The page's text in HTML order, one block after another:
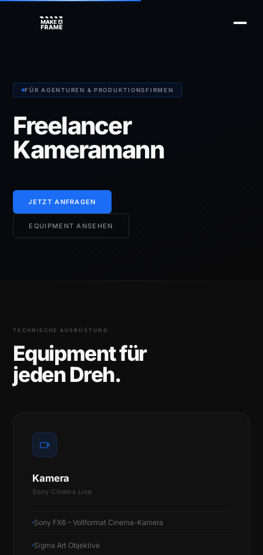
FÜR AGENTUREN & PRODUKTIONSFIRMEN
Freelancer
Kameramann
JETZT ANFRAGEN
EQUIPMENT ANSEHEN
TECHNISCHE AUSRÜSTUNG
Equipment für
jeden Dreh.
Kamera
Sony Cinema Line
Sony FX6 – Vollformat Cinema-Kamera
Sigma Art Objektive